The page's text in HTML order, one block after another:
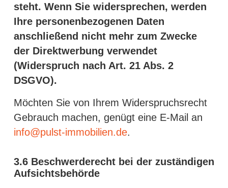
steht. Wenn Sie widersprechen, werden
Ihre personenbezogenen Daten
anschließend nicht mehr zum Zwecke
der Direktwerbung verwendet
(Widerspruch nach Art. 21 Abs. 2
DSGVO).
Möchten Sie von Ihrem Widerspruchsrecht
Gebrauch machen, genügt eine E-Mail an
info@pulst-immobilien.de.
3.6 Beschwerderecht bei der zuständigen
Aufsichtsbehörde